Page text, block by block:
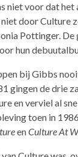
niet voor dat
door Culture
Pottinger.
hun
bij Gibbs
gingen de drie
en verviel al
toen in
enCulture At